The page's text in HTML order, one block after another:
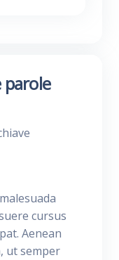
parole
cursus
Aenean
ut semper